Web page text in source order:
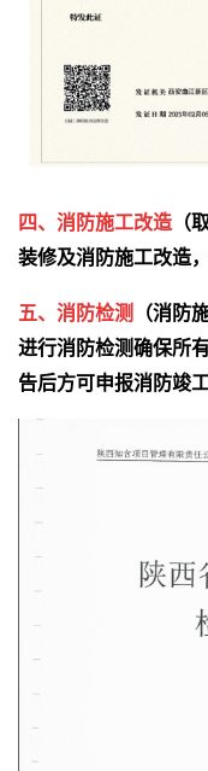
四、 消防施工改造（
装修及消防施工改造
五、 消防检测 （消防
进行消防检测确保所
告后方可申报消防竣